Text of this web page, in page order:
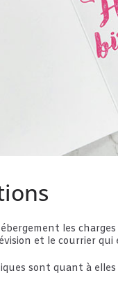
les
et le courrier
sont quant à